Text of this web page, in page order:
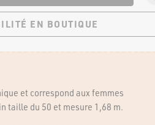
EN BOUTIQUE
et correspond aux femmes
taille du 50 et mesure 1,68 m.